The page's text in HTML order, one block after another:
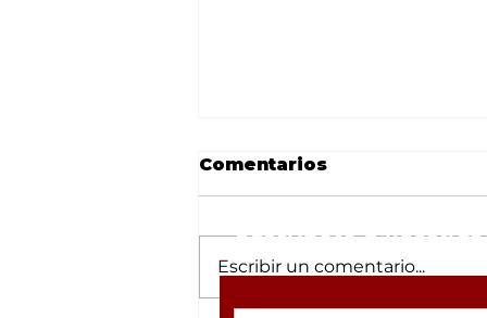
Comentarios
Escribir un comentario...
Suscríbete a